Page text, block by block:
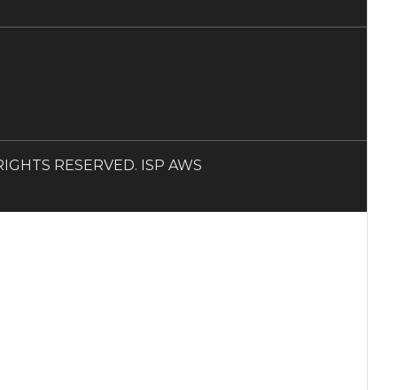
RESERVED. ISP AWS